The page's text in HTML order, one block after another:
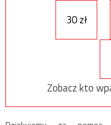
30 zł
Zobacz kto